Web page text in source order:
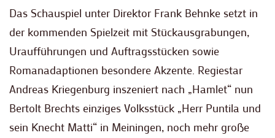
Das Schauspiel unter Direktor Frank Behnke setzt in
der kommenden Spielzeit mit Stückausgrabungen,
Uraufführungen und Auftragsstücken sowie
Romanadaptionen besondere Akzente. Regiestar
Andreas Kriegenburg inszeniert nach „Hamlet“ nun
Bertolt Brechts einziges Volksstück „Herr Puntila und
sein Knecht Matti“ in Meiningen, noch mehr große